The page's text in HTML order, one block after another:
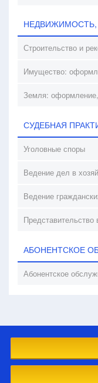
НЕДВИЖИМОСТЬ,
Строительство и
Имущество:
Земля:
СУДЕБНАЯ
Уголовные споры
Ведение дел в
Ведение
АБОНЕНТСКОЕ
Абонентское